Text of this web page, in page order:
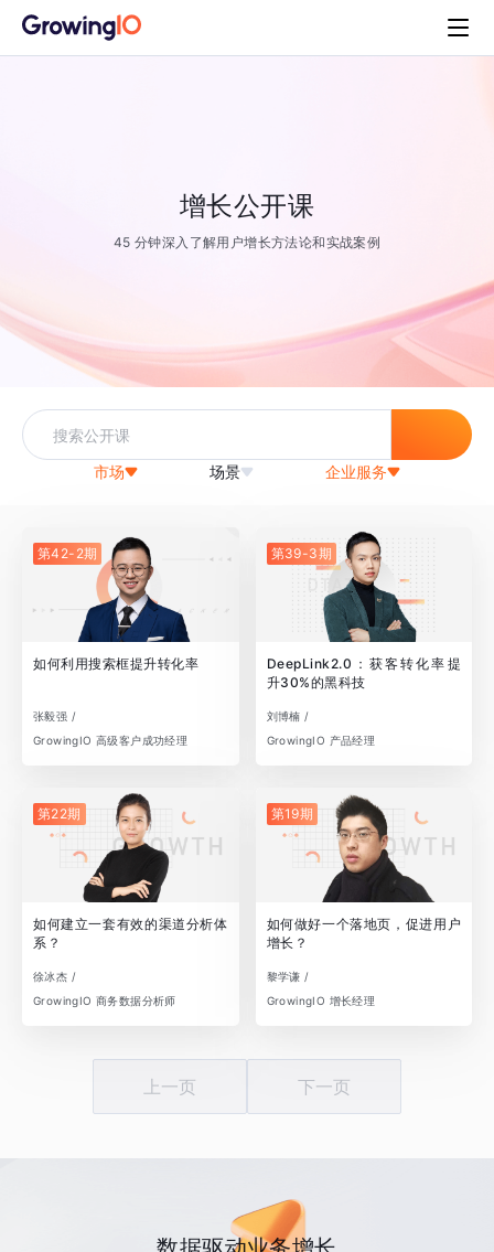
增长公开课
45 分钟深入了解用户增长方法论和实战案例
市场 场景 企业服务
第42-2期
如何利用搜索框提升转化率
张毅强 /
GrowingIO 高级客户成功经理
第39-3期
DeepLink2.0：获客转化率提
升30%的黑科技
刘博楠 /
GrowingIO 产品经理
第22期
如何建立一套有效的渠道分析体
系？
徐冰杰 /
GrowingIO 商务数据分析师
第19期
如何做好一个落地页，促进用户
增长？
黎学谦 /
GrowingIO 增长经理
上一页 下一页